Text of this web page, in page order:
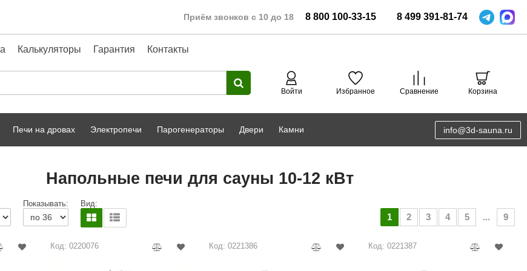
Приём звонков с 10 до 18 8 800 100-33-15 8 499 391-81-74
Калькуляторы Гарантия Контакты
Войти Избранное Сравнение Корзина
A-Panel Руспанель
Печи на дровах Электропечи Парогенераторы Двери Камни info@3d-sauna.ru
Напольные печи для сауны 10-12 кВт
Показывать: Вид:
1 2 3 4 5 ... 9
Код: 0220076 Код: 0221386 Код: 0221387